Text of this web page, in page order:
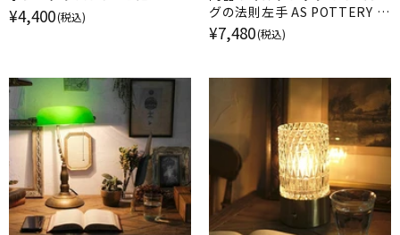
¥4,400(税込)
グの法則左手 AS POTTERY ア
ズ・ポタリー
¥7,480(税込)